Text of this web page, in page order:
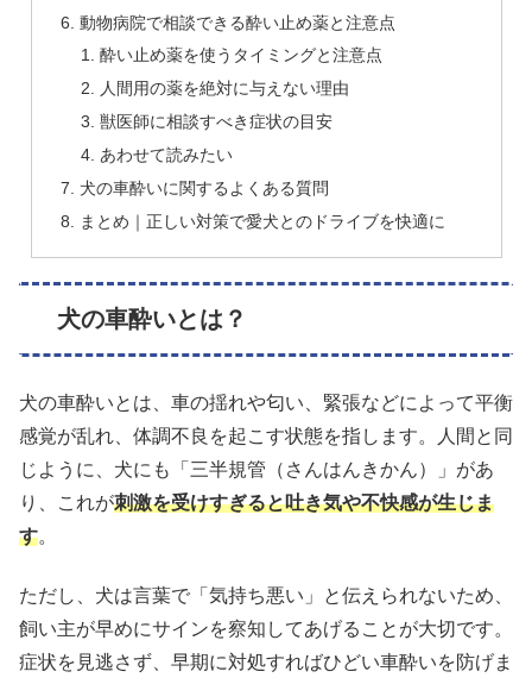
動物病院で相談できる酔い止め薬と注意点
酔い止め薬を使うタイミングと注意点
人間用の薬を絶対に与えない理由
獣医師に相談すべき症状の目安
あわせて読みたい
犬の車酔いに関するよくある質問
まとめ｜正しい対策で愛犬とのドライブを快適に
犬の車酔いとは？
犬の車酔いとは、車の揺れや匂い、緊張などによって平衡
感覚が乱れ、体調不良を起こす状態を指します。人間と同
じように、犬にも「三半規管（さんはんきかん）」があ
り、これが刺激を受けすぎると吐き気や不快感が生じま
す。
ただし、犬は言葉で「気持ち悪い」と伝えられないため、
飼い主が早めにサインを察知してあげることが大切です。
症状を見逃さず、早期に対処すればひどい車酔いを防げま